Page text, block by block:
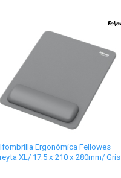
Ergonómica Fellowes
XL/ 17.5 x 210 x 280mm/ Gris